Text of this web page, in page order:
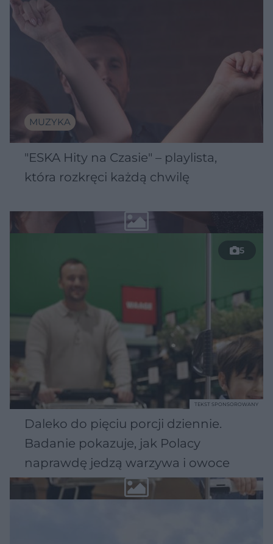
MUZYKA
"ESKA Hity na Czasie" – playlista,
która rozkręci każdą chwilę
5
Daleko do pięciu porcji dziennie.
Badanie pokazuje, jak Polacy
naprawdę jedzą warzywa i owoce
TEKST SPONSOROWANY